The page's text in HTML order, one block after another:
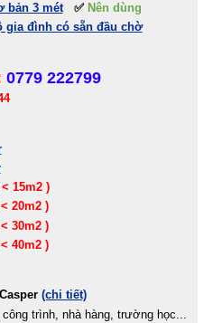
bản 3 mét✅ Nên dùng
gia đình có sẵn đầu chờ
0779 222799
15m2 )
20m2 )
30m2 )
40m2 )
Casper (chi tiết)
trình, nhà hàng, trường học...